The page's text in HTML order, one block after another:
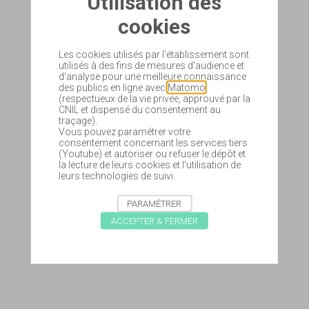
cookies
Les cookies utilisés par l'établissement sont
utilisés à des fins de mesures d'audience et
d'analyse pour une meilleure connaissance
des publics en ligne avec Matomo
(respectueux de la vie privée, approuvé par la
CNIL et dispensé du consentement au
traçage).
Vous pouvez paramétrer votre
consentement concernant les services tiers
(Youtube) et autoriser ou refuser le dépôt et
la lecture de leurs cookies et l'utilisation de
leurs technologies de suivi.
PARAMÉTRER
ACCEPTER & FERMER